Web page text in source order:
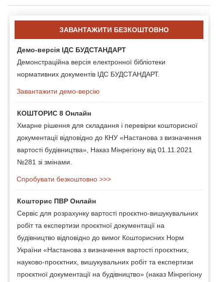
ЗАВАНТАЖИТИ БЕЗКОШТОВНО
Демо-версія ІДС БУДСТАНДАРТ
Демонстраційна версія електронної бібліотеки
нормативних документів ІДС БУДСТАНДАРТ.
Завантажити демо-версію
КОШТОРИС 8 Онлайн
Хмарне рішення для складання і перевірки кошторисної
документації відповідно до КНУ «Настанова з визначення
вартості будівництва», Наказ Мінрегіону від 01.11.2021
№281 зі змінами.
Спробувати безкоштовно >>>
Кошторис ПВР Онлайн
Сервіс для розрахунку вартості проєктно-вишукувальних
робіт та експертизи проєктної документації на
будівництво відповідно до вимог Кошторисних Норм
України «Настанова з визначення вартості проєктних,
науково-проєктних, вишукувальних робіт та експертизи
проєктної документації на будівництво» (наказ Мінрегіону